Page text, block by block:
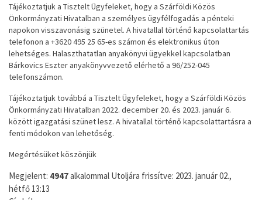
Tájékoztatjuk a TiszteltÜgyfeleket, hogy a Szárföldi Közös
Önkormányzati Hivatalban a személyes ügyfélfogadás a pénteki
napokon visszavonásig szünetel. A hivatallal történő kapcsolattartás
telefonon a +3620495 25 65-es számon és elektronikus úton
lehetséges. Halaszthatatlan anyakönyvi ügyekkelkapcsolatban
Bárkovics Eszter anyakönyvvezető elérhető a 96/252-045
telefonszámon.
Tájékoztatjuk továbbá a Tisztelt Ügyfeleket, hogy a Szárföldi Közös
Önkormányzati Hivatalban 2022. december 20. és 2023. január 6.
közöttigazgatási szünet lesz. A hivatallal történő kapcsolattartásra a
fenti módokon van lehetőség.
Megértésüket köszönjük
Megjelent: 4947alkalommal Utoljára frissítve: 2023. január 02.,
hétfő 13:13